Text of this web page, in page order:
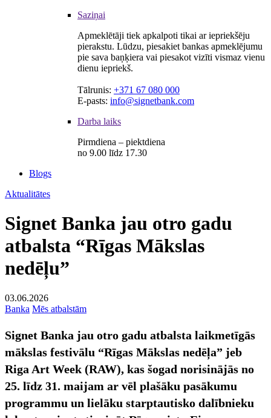
Saziņai
Apmeklētāji tiek apkalpoti tikai ar iepriekšēju
pierakstu. Lūdzu, piesakiet bankas apmeklējumu
pie sava baņķiera vai piesakot vizīti vismaz vienu
dienu iepriekš.
Tālrunis: +371 67 080 000
E-pasts: info@signetbank.com
Darba laiks
Pirmdiena – piektdiena
no 9.00 līdz 17.30
Blogs
Aktualitātes
Signet Banka jau otro gadu
atbalsta “Rīgas Mākslas
nedēļu”
03.06.2026
Banka Mēs atbalstām
Signet Banka jau otro gadu atbalsta laikmetīgās
mākslas festivālu “Rīgas Mākslas nedēļa” jeb
Riga Art Week (RAW), kas šogad norisinājās no
25. līdz 31. maijam ar vēl plašāku pasākumu
programmu un lielāku starptautisko dalībnieku